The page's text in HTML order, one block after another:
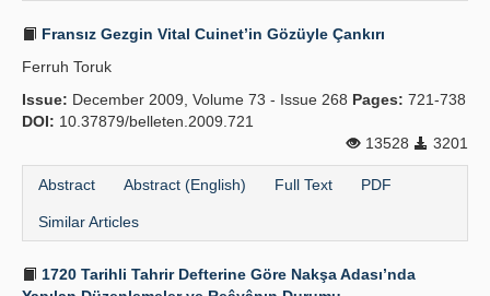
Fransız Gezgin Vital Cuinet’in Gözüyle Çankırı
Ferruh Toruk
Issue: December 2009, Volume 73 - Issue 268 Pages: 721-738
DOI: 10.37879/belleten.2009.721
13528
3201
Abstract Abstract (English) Full Text PDF
Similar Articles
1720 Tarihli Tahrir Defterine Göre Nakşa Adası’nda